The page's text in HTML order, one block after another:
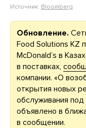
Источник: Bloomberg
Обновление.
Food Solutions KZ
McDonaldʼs в
в поставках,
компании. «О
открытия новых
обслуживания
объявлено в
в сообщении.